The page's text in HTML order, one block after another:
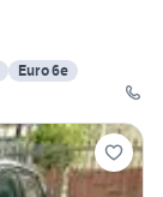
Euro 6e